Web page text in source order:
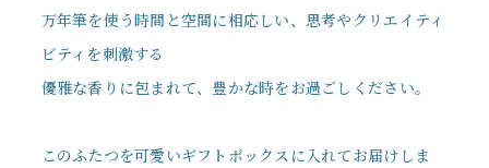
万年筆を使う時間と空間に相応しい、思考やクリエイティ
ビティを刺激する
優雅な香りに包まれて、豊かな時をお過ごしください。
このふたつを可愛いギフトボックスに入れてお届けしま